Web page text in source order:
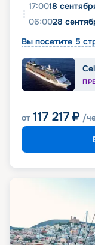
17:0018
06:0028
Вы посетите 5
от 117 217 ₽ /